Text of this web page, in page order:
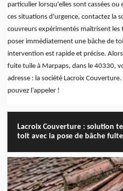
particulier lorsqu'elles sont cassées ou
ces situations d'urgence, contactez la
couvreurs expérimentés maîtrisent les
poser immédiatement une bâche de
intervention est rapide et précise.
fuite tuile à Marpaps, dans le 40330,
adresse : la société Lacroix
pouvez l’appeler !
Lacroix Couverture : solution
toit avec la pose de bâche